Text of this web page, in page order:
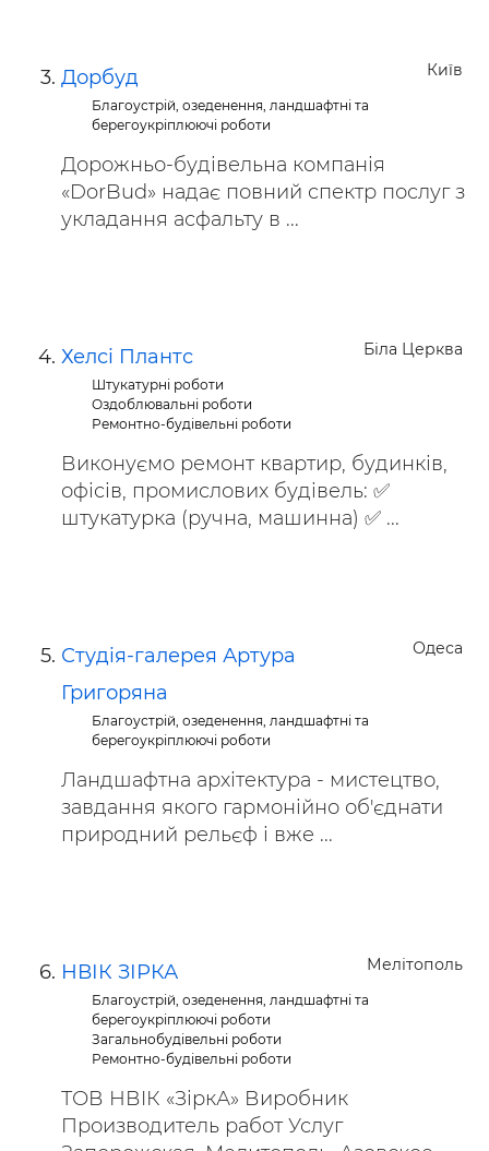
Київ
Дорбуд
Благоустрій, озеденення, ландшафтні та
берегоукріплюючі роботи
Дорожньо-будівельна компанія
«DorBud» надає повний спектр послуг з
укладання асфальту в ...
Біла Церква
Хелсі Плантс
Штукатурні роботи
Оздоблювальні роботи
Ремонтно-будівельні роботи
Виконуємо ремонт квартир, будинків,
офісів, промислових будівель: ✅
штукатурка (ручна, машинна) ✅ ...
Одеса
Студія-галерея Артура
Григоряна
Благоустрій, озеденення, ландшафтні та
берегоукріплюючі роботи
Ландшафтна архітектура - мистецтво,
завдання якого гармонійно об'єднати
природний рельєф і вже ...
Мелітополь
НВІК ЗІРКА
Благоустрій, озеденення, ландшафтні та
берегоукріплюючі роботи
Загальнобудівельні роботи
Ремонтно-будівельні роботи
ТОВ НВIК «ЗіркА» Виробник
Производитель работ Услуг